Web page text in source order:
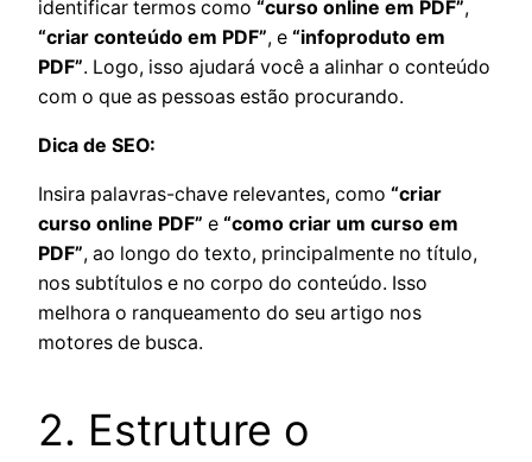
identificar termos como “curso online em PDF”,
“criar conteúdo em PDF”, e “infoproduto em
PDF”. Logo, isso ajudará você a alinhar o conteúdo
com o que as pessoas estão procurando.
Dica de SEO:
Insira palavras-chave relevantes, como “criar
curso online PDF” e “como criar um curso em
PDF”, ao longo do texto, principalmente no título,
nos subtítulos e no corpo do conteúdo. Isso
melhora o ranqueamento do seu artigo nos
motores de busca.
2. Estruture o